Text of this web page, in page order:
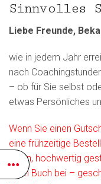
Sinnvolles
Liebe Freunde,
wie in jedem Jahr
nach
– ob für Sie selbst
etwas Persönliches
Wenn Sie einen
eine frühzeitige
edlen, hochwertig
mein Buch bei –